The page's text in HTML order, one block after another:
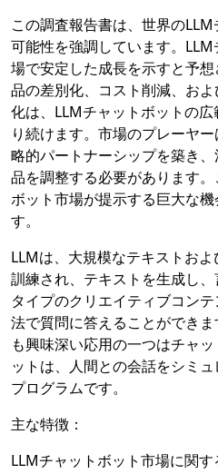
この調査報告書は、世界の
可能性を強調しています。
場で安定した成長を示すと予
品の差別化、コスト削減、お
化は、LLMチャットボットの
り続けます。市場のプレーヤ
略的パートナーシップを築き
品を調整する必要があります
ボット市場が提示する巨大な
す。
LLMは、大規模なテキストお
訓練され、テキストを生成し
タイプのクリエイティブコン
法で質問に答えることができ
も興味深い応用の一つはチャ
ットは、人間との会話をシミ
プログラムです。
主な特徴：
LLMチャットボット市場に関